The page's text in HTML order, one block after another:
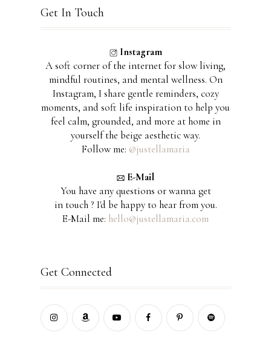
Get In Touch
Instagram
A soft corner of the internet for slow living,
mindful routines, and mental wellness. On
Instagram, I share gentle reminders, cozy
moments, and soft life inspiration to help you
feel calm, grounded, and more at home in
yourself the beige aesthetic way.
Follow me: @justellamaria
E-Mail
You have any questions or wanna get
in touch ? I'd be happy to hear from you.
E-Mail me: hello@justellamaria.com
Get Connected